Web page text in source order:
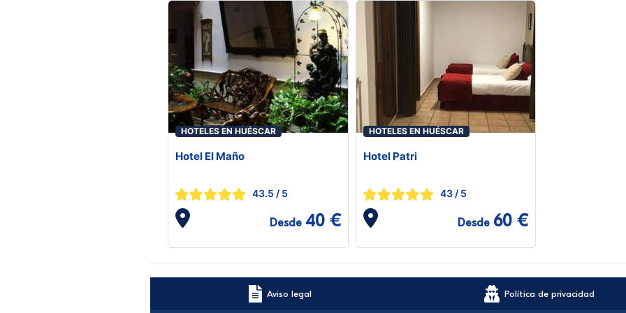
HOTELES EN HUÉSCAR
Hotel El Maño
43.5 / 5
Desde 40 €
HOTELES EN HUÉSCAR
Hotel Patri
43/ 5
Desde 60 €
Aviso legal Política de privacidad